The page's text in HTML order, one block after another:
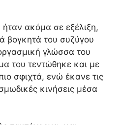
ακόμα σε εξέλιξη,
βογκητά του συζύγου
γλώσσα του
του τεντώθηκε και με
σφιχτά, ενώ έκανε τις
κινήσεις μέσα